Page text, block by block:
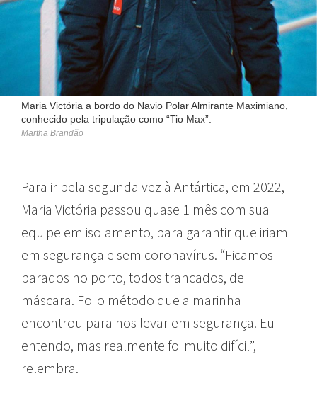
Maria Victória a bordo do Navio Polar Almirante Maximiano,
conhecido pela tripulação como “Tio Max”.
Martha Brandão
Para ir pela segunda vez à Antártica, em 2022,
Maria Victória passou quase 1 mês com sua
equipe em isolamento, para garantir que iriam
em segurança e sem coronavírus. “Ficamos
parados no porto, todos trancados, de
máscara. Foi o método que a marinha
encontrou para nos levar em segurança. Eu
entendo, mas realmente foi muito difícil”,
relembra.